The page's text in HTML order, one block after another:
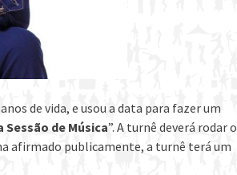
de vida, e usou a data para fazer um
Sessão de Música”. A turnê deverá rodar o
afirmado publicamente, a turnê terá um